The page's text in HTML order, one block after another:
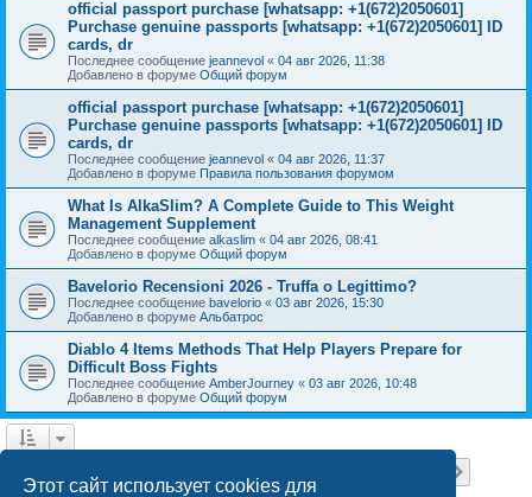
Этот сайт использует cookies для
official passport purchase [whatsapp: +1(672)2050601]
Purchase genuine passports [whatsapp: +1(672)2050601] ID
cards, dr
Последнее сообщение jeannevol « 04 авг 2026, 11:38
Добавлено в форуме Общий форум
official passport purchase [whatsapp: +1(672)2050601]
Purchase genuine passports [whatsapp: +1(672)2050601] ID
cards, dr
Последнее сообщение jeannevol « 04 авг 2026, 11:37
Добавлено в форуме Правила пользования форумом
What Is AlkaSlim? A Complete Guide to This Weight
Management Supplement
Последнее сообщение alkaslim « 04 авг 2026, 08:41
Добавлено в форуме Общий форум
Bavelorio Recensioni 2026 - Truffa o Legittimo?
Последнее сообщение bavelorio « 03 авг 2026, 15:30
Добавлено в форуме Альбатрос
Diablo 4 Items Methods That Help Players Prepare for
Difficult Boss Fights
Последнее сообщение AmberJourney « 03 авг 2026, 10:48
Добавлено в форуме Общий форум